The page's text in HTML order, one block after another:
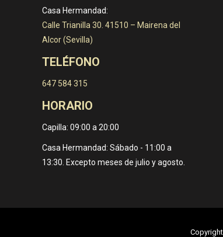
Casa Hermandad:
Calle Trianilla 30. 41510 – Mairena del
Alcor (Sevilla)
TELÉFONO
647 584 315
HORARIO
Capilla: 09:00 a 20:00
Casa Hermandad: Sábado - 11:00 a
13:30. Excepto meses de julio y agosto.